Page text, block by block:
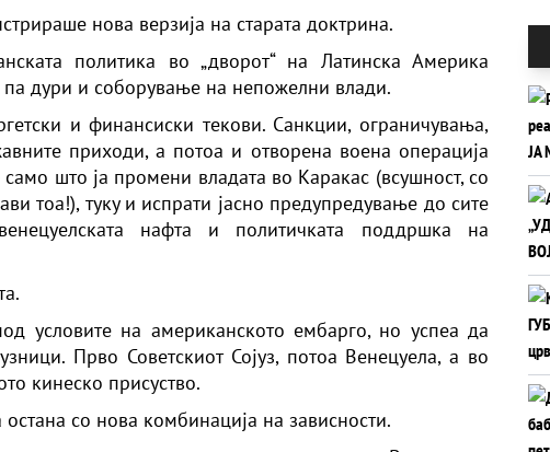
нова верзија на старата доктрина.
политика во „дворот“ на Латинска Америка
дури и соборување на непожелни влади.
и финансиски текови. Санкции, ограничувања,
приходи, а потоа и отворена воена операција
што ја промени владата во Каракас (всушност, со
тоа!), туку и испрати јасно предупредување до сите
нафта и политичката поддршка на
условите на американското ембарго, но успеа да
Прво Советскиот Сојуз, потоа Венецуела, а во
кинеско присуство.
со нова комбинација на зависности.